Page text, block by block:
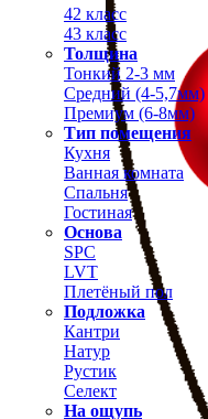
42 класс
43 класс
Толщина
Тонкий 2-3 мм
Средний (4-5,7мм)
Премиум (6-8мм)
Тип помещения
Кухня
Ванная комната
Спальня
Гостиная
Основа
SPC
LVT
Плетёный пол
Подложка
Кантри
Натур
Рустик
Селект
На ощупь